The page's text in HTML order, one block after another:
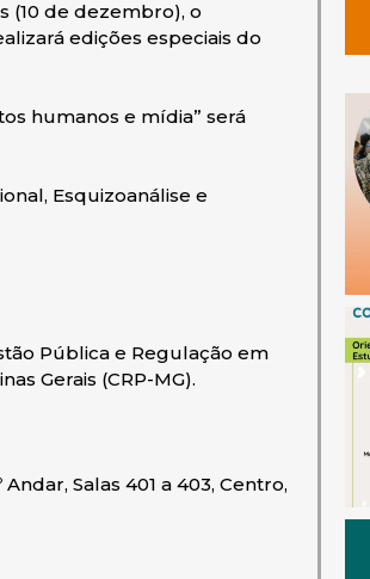
(10 de dezembro), o
edições especiais do
humanos e mídia” será
Esquizoanálise e
Pública e Regulação em
Gerais (CRP-MG).
Salas 401 a 403, Centro,